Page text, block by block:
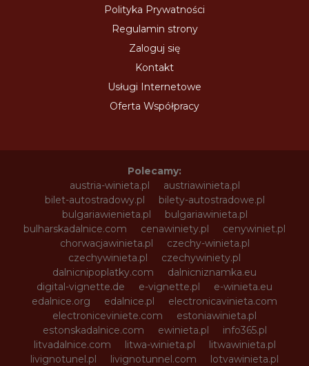
Polityka Prywatności
Regulamin strony
Zaloguj się
Kontakt
Usługi Internetowe
Oferta Współpracy
Polecamy:
austria-winieta.pl
austriawinieta.pl
bilet-autostradowy.pl
bilety-autostradowe.pl
bulgariawienieta.pl
bulgariawinieta.pl
bulharskadalnice.com
cenawiniety.pl
cenywiniet.pl
chorwacjawinieta.pl
czechy-winieta.pl
czechywinieta.pl
czechywiniety.pl
dalnicnipoplatky.com
dalnicniznamka.eu
digital-vignette.de
e-vignette.pl
e-winieta.eu
edalnice.org
edalnice.pl
electronicavinieta.com
electroniceviniete.com
estoniawinieta.pl
estonskadalnice.com
ewinieta.pl
info365.pl
litvadalnice.com
litwa-winieta.pl
litwawinieta.pl
livignotunel.pl
livignotunnel.com
lotvawinieta.pl